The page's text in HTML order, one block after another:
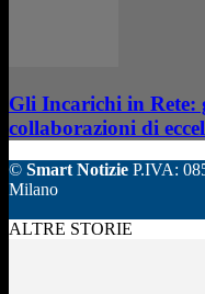
Gli Incarichi in
collaborazioni di
© Smart Notizie P.IVA:
Milano
ALTRE STORIE